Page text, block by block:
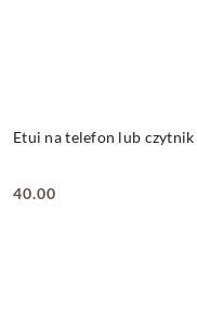
Etui na telefon lub czytnik
Cena:
40.00